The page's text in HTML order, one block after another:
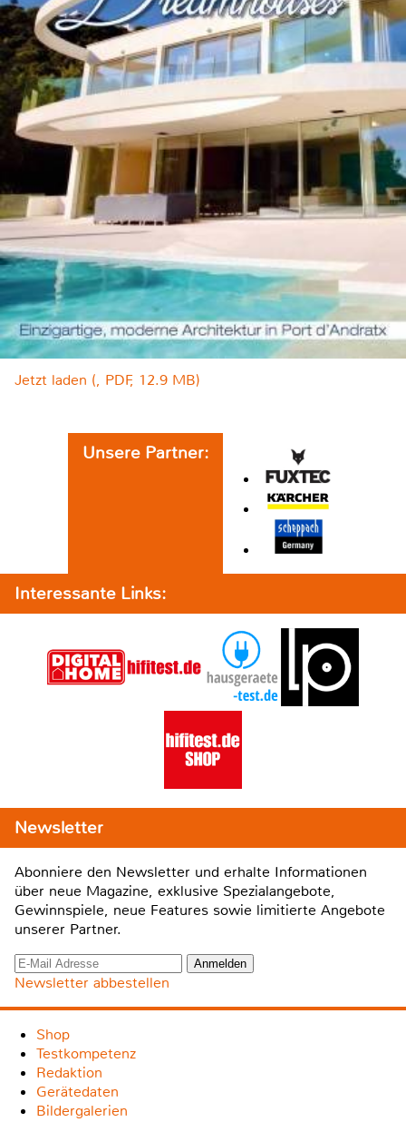
Jetzt laden (, PDF, 12.9 MB)
Unsere Partner:
Interessante Links:
Newsletter
Abonniere den Newsletter und erhalte Informationen
über neue Magazine, exklusive Spezialangebote,
Gewinnspiele, neue Features sowie limitierte Angebote
unserer Partner.
Newsletter abbestellen
Shop
Testkompetenz
Redaktion
Gerätedaten
Bildergalerien